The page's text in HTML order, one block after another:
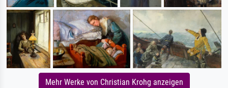
Mehr Werke von Christian Krohg anzeigen